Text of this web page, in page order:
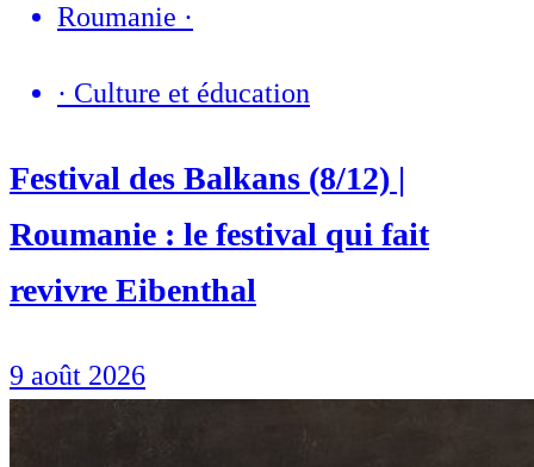
Roumanie ·
· Culture et éducation
Festival des Balkans (8/12) |
Roumanie : le festival qui fait
revivre Eibenthal
9 août 2026